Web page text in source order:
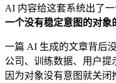
AI 内容给这套系统出了一
一个没有稳定意图的对象
一篇 AI 生成的文章背后
公司、训练数据、用户
因为对象没有意图就关